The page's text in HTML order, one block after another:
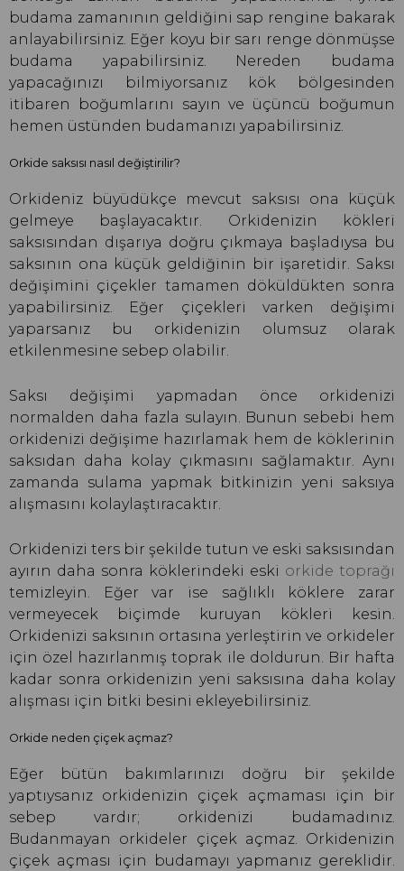
budama zamanının geldiğini sap rengine bakarak
anlayabilirsiniz. Eğer koyu bir sarı renge dönmüşse
budama yapabilirsiniz. Nereden budama
yapacağınızı bilmiyorsanız kök bölgesinden
itibaren boğumlarını sayın ve üçüncü boğumun
hemen üstünden budamanızı yapabilirsiniz.
Orkide saksısı nasıl değiştirilir?
Orkideniz büyüdükçe mevcut saksısı ona küçük
gelmeye başlayacaktır. Orkidenizin kökleri
saksısından dışarıya doğru çıkmaya başladıysa bu
saksının ona küçük geldiğinin bir işaretidir. Saksı
değişimini çiçekler tamamen döküldükten sonra
yapabilirsiniz. Eğer çiçekleri varken değişimi
yaparsanız bu orkidenizin olumsuz olarak
etkilenmesine sebep olabilir.
Saksı değişimi yapmadan önce orkidenizi
normalden daha fazla sulayın. Bunun sebebi hem
orkidenizi değişime hazırlamak hem de köklerinin
saksıdan daha kolay çıkmasını sağlamaktır. Aynı
zamanda sulama yapmak bitkinizin yeni saksıya
alışmasını kolaylaştıracaktır.
Orkidenizi ters bir şekilde tutun ve eski saksısından
ayırın daha sonra köklerindeki eski orkide toprağı
temizleyin. Eğer var ise sağlıklı köklere zarar
vermeyecek biçimde kuruyan kökleri kesin.
Orkidenizi saksının ortasına yerleştirin ve orkideler
için özel hazırlanmış toprak ile doldurun. Bir hafta
kadar sonra orkidenizin yeni saksısına daha kolay
alışması için bitki besini ekleyebilirsiniz.
Orkide neden çiçek açmaz?
Eğer bütün bakımlarınızı doğru bir şekilde
yaptıysanız orkidenizin çiçek açmaması için bir
sebep vardır; orkidenizi budamadınız.
Budanmayan orkideler çiçek açmaz. Orkidenizin
çiçek açması için budamayı yapmanız gereklidir.